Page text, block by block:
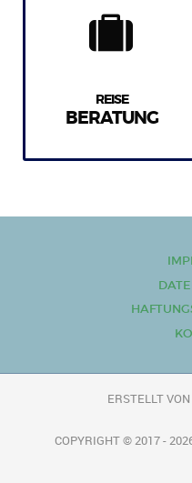
REISE
BERATUNG
ERSTELLT VON
COPYRIGHT © 2017 -